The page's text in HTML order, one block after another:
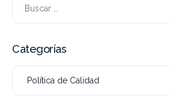
Categorías